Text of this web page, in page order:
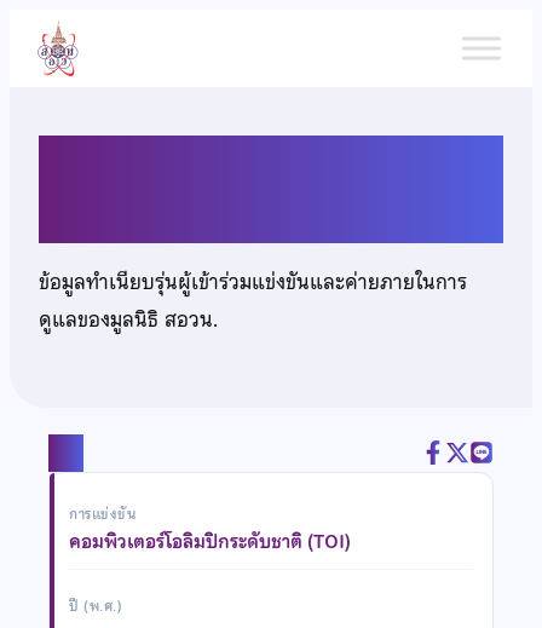
เนื้อหา
ข้อมูลทำเนียบรุ่นผู้เข้าร่วมแข่งขันและค่ายภายในการ
ดูแลของมูลนิธิ สอวน.
การแข่งขัน
คอมพิวเตอร์โอลิมปิกระดับชาติ (TOI)
ปี (พ.ศ.)